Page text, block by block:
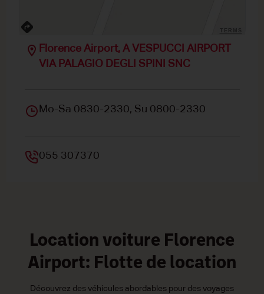
Florence Airport, A VESPUCCI AIRPORT
VIA PALAGIO DEGLI SPINI SNC
Mo-Sa 0830-2330, Su 0800-2330
055 307370
Location voiture Florence
Airport: Flotte de location
Découvrez des véhicules abordables pour des voyages